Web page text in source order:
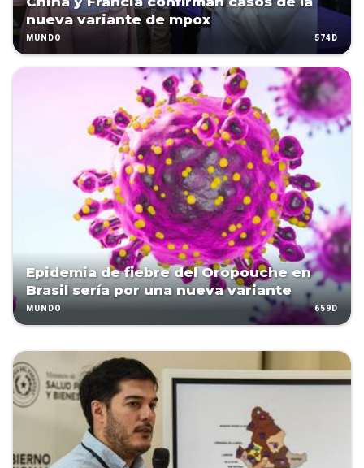
nueva variante de mpox
MUNDO 574D
Epidemia de fiebre del Oropouche en
Brasil sería por una nueva variante
MUNDO 659D